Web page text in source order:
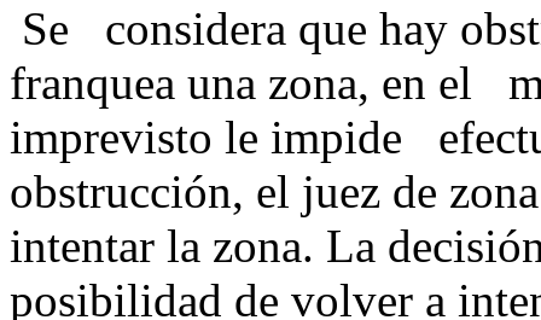
Se considera que hay
franquea una zona, en el
imprevisto le impide
obstrucción, el juez de
intentar la zona. La
posibilidad de volver a